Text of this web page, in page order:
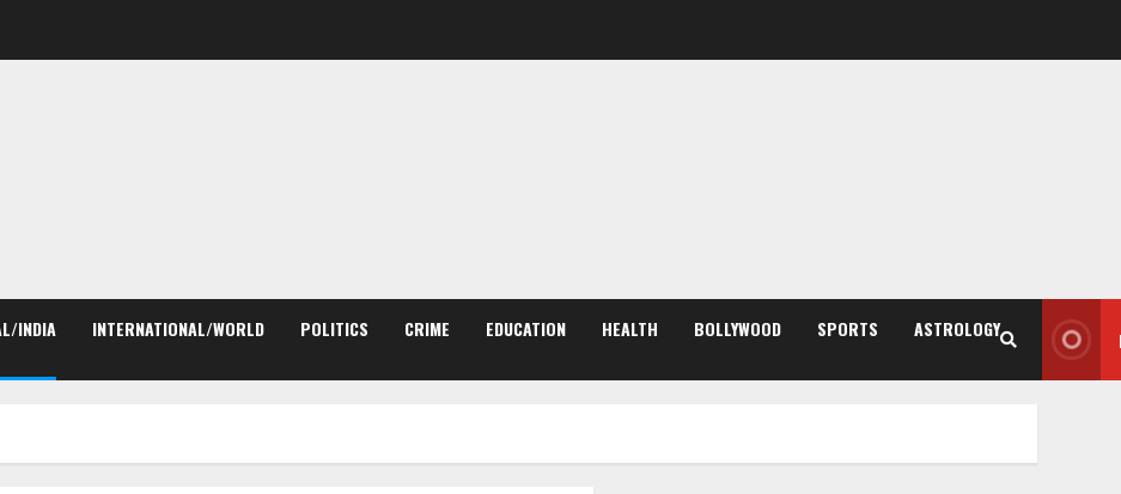
INDIA INTERNATIONAL/WORLD POLITICS CRIME EDUCATION HEALTH BOLLYWOOD SPORTS ASTROLOGY